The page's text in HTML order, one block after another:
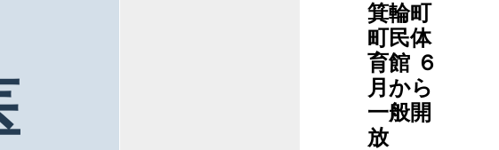
箕輪町
町民体
育館 ６
月から
一般開
放